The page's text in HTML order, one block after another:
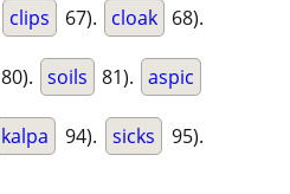
clips 67). cloak 68).
80). soils 81). aspic
kalpa 94). sicks 95).